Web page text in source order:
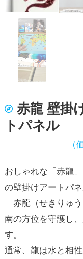
赤龍 壁掛
トパネル
（
おしゃれな「赤龍
の壁掛けアートパ
「赤龍（せきりゅ
南の方位を守護し
す。
通常、龍は水と相